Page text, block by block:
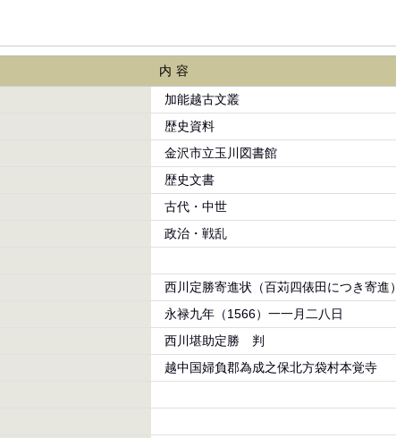
内容
加能越古文叢
歴史資料
金沢市立玉川図書館
歴史文書
古代・中世
政治・戦乱
西川定勝寄進状（百苅四俵田につき寄進）
永禄九年（1566）一一月二八日
西川堪助定勝 判
越中国婦負郡為成之保北方袋村本覚寺